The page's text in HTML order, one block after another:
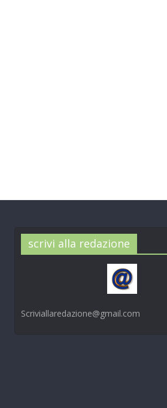
scrivi alla redazione
Scriviallaredazione@gmail.com